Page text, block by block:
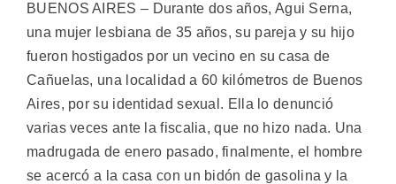
BUENOS AIRES – Durante dos años, Agui Serna,
una mujer lesbiana de 35 años, su pareja y su hijo
fueron hostigados por un vecino en su casa de
Cañuelas, una localidad a 60 kilómetros de Buenos
Aires, por su identidad sexual. Ella lo denunció
varias veces ante la fiscalia, que no hizo nada. Una
madrugada de enero pasado, finalmente, el hombre
se acercó a la casa con un bidón de gasolina y la